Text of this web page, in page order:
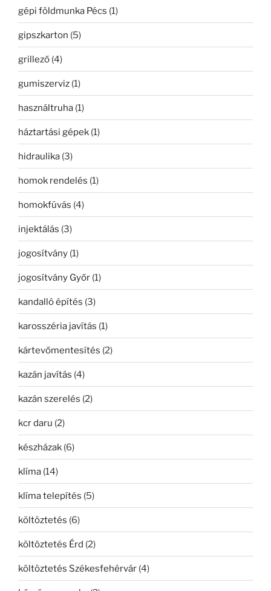
gépi földmunka Pécs (1)
gipszkarton (5)
grillező (4)
gumiszerviz (1)
használtruha (1)
háztartási gépek (1)
hidraulika (3)
homok rendelés (1)
homokfúvás (4)
injektálás (3)
jogosítvány (1)
jogosítvány Győr (1)
kandalló építés (3)
karosszéria javítás (1)
kártevőmentesítés (2)
kazán javítás (4)
kazán szerelés (2)
kcr daru (2)
készházak (6)
klíma (14)
klíma telepítés (5)
költöztetés (6)
költöztetés Érd (2)
költöztetés Székesfehérvár (4)